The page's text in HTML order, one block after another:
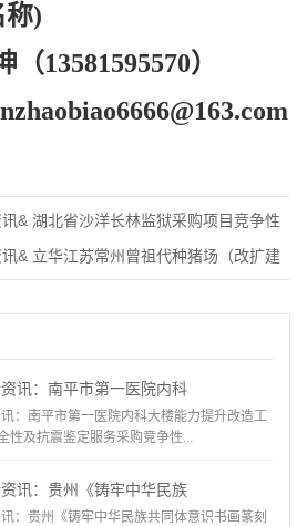
称)
（13581595570）
& 湖北省沙洋长林监狱采购项目竞争性
& 立华江苏常州曾祖代种猪场（改扩建
讯：南平市第一医院内科
：南平市第一医院内科大楼能力提升改造工
性及抗震鉴定服务采购竞争性...
讯：贵州《铸牢中华民族
：贵州《铸牢中华民族共同体意识书画篆刻